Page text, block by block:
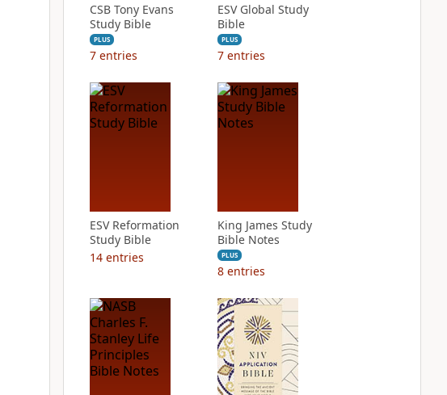
CSB Tony Evans
Study Bible
PLUS
7 entries
ESV Global Study
Bible
PLUS
7 entries
ESV Reformation
Study Bible
14 entries
King James Study
Bible Notes
PLUS
8 entries